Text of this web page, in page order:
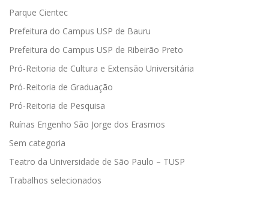
Parque Cientec
Prefeitura do Campus USP de Bauru
Prefeitura do Campus USP de Ribeirão Preto
Pró-Reitoria de Cultura e Extensão Universitária
Pró-Reitoria de Graduação
Pró-Reitoria de Pesquisa
Ruínas Engenho São Jorge dos Erasmos
Sem categoria
Teatro da Universidade de São Paulo – TUSP
Trabalhos selecionados